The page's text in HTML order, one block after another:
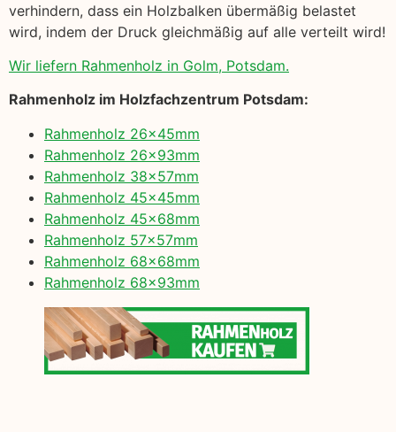
verhindern, dass ein Holzbalken übermäßig belastet
wird, indem der Druck gleichmäßig auf alle verteilt wird!
Wir liefern Rahmenholz in Golm, Potsdam.
Rahmenholz im Holzfachzentrum Potsdam:
Rahmenholz 26x45mm
Rahmenholz 26x93mm
Rahmenholz 38x57mm
Rahmenholz 45x45mm
Rahmenholz 45x68mm
Rahmenholz 57x57mm
Rahmenholz 68x68mm
Rahmenholz 68x93mm